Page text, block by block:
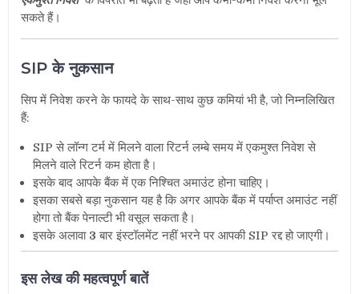
सकते हैं।
SIP के नुकसान
सिप में निवेश करने के फायदे के साथ-साथ कुछ कमियां भी है, जो निम्नलिखित
हैं:
SIP से लॉन्ग टर्म में मिलने वाला रिटर्न लम्बे समय में एकमुश्त निवेश से
मिलने वाले रिटर्न कम होता है।
इसके बाद आपके बैंक में एक निश्चित अमाउंट होना चाहिए।
इसका सबसे बड़ा नुकसान यह है कि अगर आपके बैंक में पर्याप्त अमाउंट नहीं
होगा तो बैंक पेनाल्टी भी वसूल सकता है।
इसके अलावा 3 बार इंस्टॉलमेंट नहीं भरने पर आपकी SIP रद्द हो जाएगी।
इस लेख की महत्वपूर्ण बातें